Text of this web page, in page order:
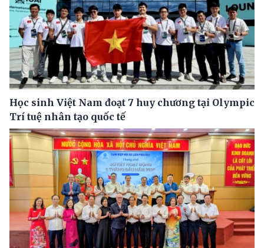
Học sinh Việt Nam đoạt 7 huy chương tại Olympic
Trí tuệ nhân tạo quốc tế